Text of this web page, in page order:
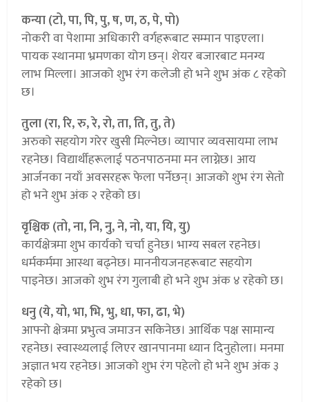
कन्या (टो, पा, पि, पु, ष, ण, ठ, पे, पो)
नोकरी वा पेशामा अधिकारी वर्गहरूबाट सम्मान पाइएला।
पायक स्थानमा भ्रमणका योग छन्। शेयर बजारबाट मनग्य
लाभ मिल्ला। आजको शुभ रंग कलेजी हो भने शुभ अंक ८ रहेको
छ।
तुला (रा, रि, रु, रे, रो, ता, ति, तु, ते)
अरुको सहयोग गरेर खुसी मिल्नेछ। व्यापार व्यवसायमा लाभ
रहनेछ। विद्यार्थीहरूलाई पठनपाठनमा मन लाग्नेछ। आय
आर्जनका नयाँ अवसरहरू फेला पर्नेछन्। आजको शुभ रंग सेतो
हो भने शुभ अंक २ रहेको छ।
वृश्चिक (तो, ना, नि, नु, ने, नो, या, यि, यु)
कार्यक्षेत्रमा शुभ कार्यको चर्चा हुनेछ। भाग्य सबल रहनेछ।
धर्मकर्ममा आस्था बढ्नेछ। माननीयजनहरूबाट सहयोग
पाइनेछ। आजको शुभ रंग गुलाबी हो भने शुभ अंक ४ रहेको छ।
धनु (ये, यो, भा, भि, भु, धा, फा, ढा, भे)
आफ्नो क्षेत्रमा प्रभुत्व जमाउन सकिनेछ। आर्थिक पक्ष सामान्य
रहनेछ। स्वास्थ्यलाई लिएर खानपानमा ध्यान दिनुहोला। मनमा
अज्ञात भय रहनेछ। आजको शुभ रंग पहेलो हो भने शुभ अंक ३
रहेको छ।